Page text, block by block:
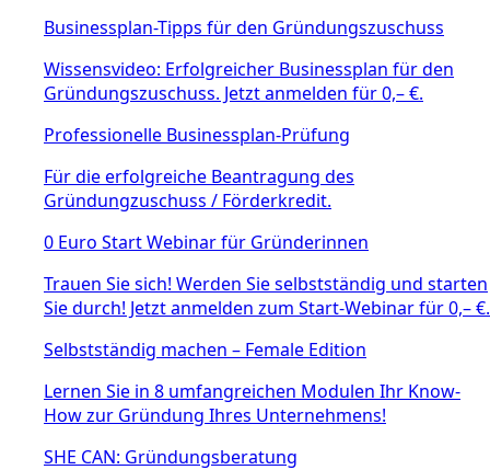
Businessplan-Tipps für den Gründungszuschuss
Wissensvideo: Erfolgreicher Businessplan für den
Gründungszuschuss. Jetzt anmelden für 0,– €.
Professionelle Businessplan-Prüfung
Für die erfolgreiche Beantragung des
Gründungzuschuss / Förderkredit.
0 Euro Start Webinar für Gründerinnen
Trauen Sie sich! Werden Sie selbstständig und starten
Sie durch! Jetzt anmelden zum Start-Webinar für 0,– €.
Selbstständig machen – Female Edition
Lernen Sie in 8 umfangreichen Modulen Ihr Know-
How zur Gründung Ihres Unternehmens!
SHE CAN: Gründungsberatung